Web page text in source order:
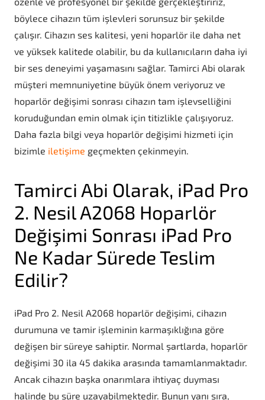
böylece cihazın tüm işlevleri sorunsuz bir şekilde
çalışır. Cihazın ses kalitesi, yeni hoparlör ile daha net
ve yüksek kalitede olabilir, bu da kullanıcıların daha iyi
bir ses deneyimi yaşamasını sağlar. Tamirci Abi olarak
müşteri memnuniyetine büyük önem veriyoruz ve
hoparlör değişimi sonrası cihazın tam işlevselliğini
koruduğundan emin olmak için titizlikle çalışıyoruz.
Daha fazla bilgi veya hoparlör değişimi hizmeti için
bizimle iletişime geçmekten çekinmeyin.
Tamirci Abi Olarak, iPad Pro
2. Nesil A2068 Hoparlör
Değişimi Sonrası iPad Pro
Ne Kadar Sürede Teslim
Edilir?
iPad Pro 2. Nesil A2068 hoparlör değişimi, cihazın
durumuna ve tamir işleminin karmaşıklığına göre
değişen bir süreye sahiptir. Normal şartlarda, hoparlör
değişimi 30 ila 45 dakika arasında tamamlanmaktadır.
Ancak cihazın başka onarımlara ihtiyaç duyması
halinde bu süre uzayabilmektedir. Bunun yanı sıra,